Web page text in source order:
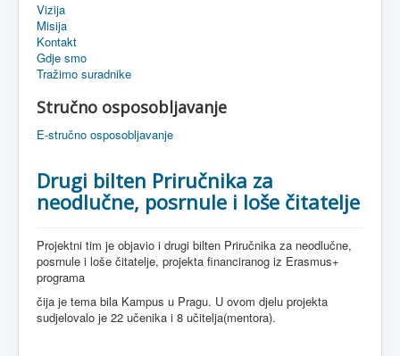
Vizija
Misija
Kontakt
Gdje smo
Tražimo suradnike
Stručno osposobljavanje
E-stručno osposobljavanje
Drugi bilten Priručnika za
neodlučne, posrnule i loše čitatelje
Projektni tim je objavio i drugi bilten Priručnika za neodlučne,
posrnule i loše čitatelje, projekta financiranog iz Erasmus+
programa
čija je tema bila Kampus u Pragu. U ovom djelu projekta
sudjelovalo je 22 učenika i 8 učitelja(mentora).